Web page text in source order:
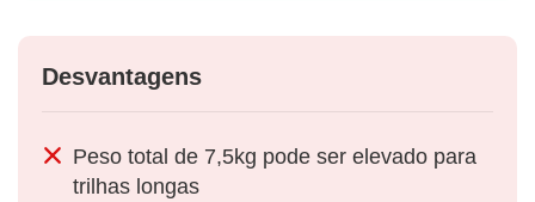
Desvantagens
Peso total de 7,5kg pode ser elevado para
trilhas longas